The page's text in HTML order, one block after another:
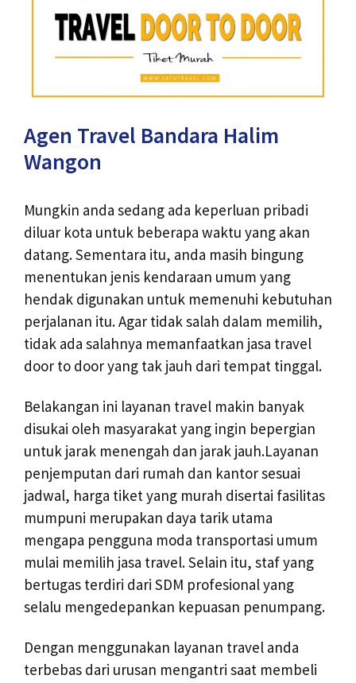
Agen Travel Bandara Halim
Wangon
Mungkin anda sedang ada keperluan pribadi
diluar kota untuk beberapa waktu yang akan
datang. Sementara itu, anda masih bingung
menentukan jenis kendaraan umum yang
hendak digunakan untuk memenuhi kebutuhan
perjalanan itu. Agar tidak salah dalam memilih,
tidak ada salahnya memanfaatkan jasa travel
door to door yang tak jauh dari tempat tinggal.
Belakangan ini layanan travel makin banyak
disukai oleh masyarakat yang ingin bepergian
untuk jarak menengah dan jarak jauh.Layanan
penjemputan dari rumah dan kantor sesuai
jadwal, harga tiket yang murah disertai fasilitas
mumpuni merupakan daya tarik utama
mengapa pengguna moda transportasi umum
mulai memilih jasa travel. Selain itu, staf yang
bertugas terdiri dari SDM profesional yang
selalu mengedepankan kepuasan penumpang.
Dengan menggunakan layanan travel anda
terbebas dari urusan mengantri saat membeli